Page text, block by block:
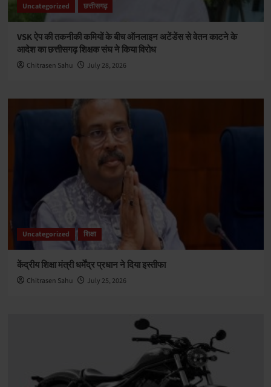
Uncategorized छत्तीसगढ़
VSK ऐप की तकनीकी कमियों के बीच ऑनलाइन अटेंडेंस से वेतन काटने के
आदेश का छत्तीसगढ़ शिक्षक संघ ने किया विरोध
Chitrasen Sahu July 28, 2026
Uncategorized शिक्षा
केंद्रीय शिक्षा मंत्री धर्मेंद्र प्रधान ने दिया इस्तीफा
Chitrasen Sahu July 25, 2026